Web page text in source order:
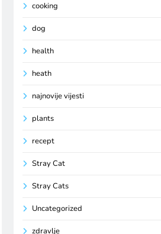
cooking
dog
health
heath
najnovije vijesti
plants
recept
Stray Cat
Stray Cats
Uncategorized
zdravlje